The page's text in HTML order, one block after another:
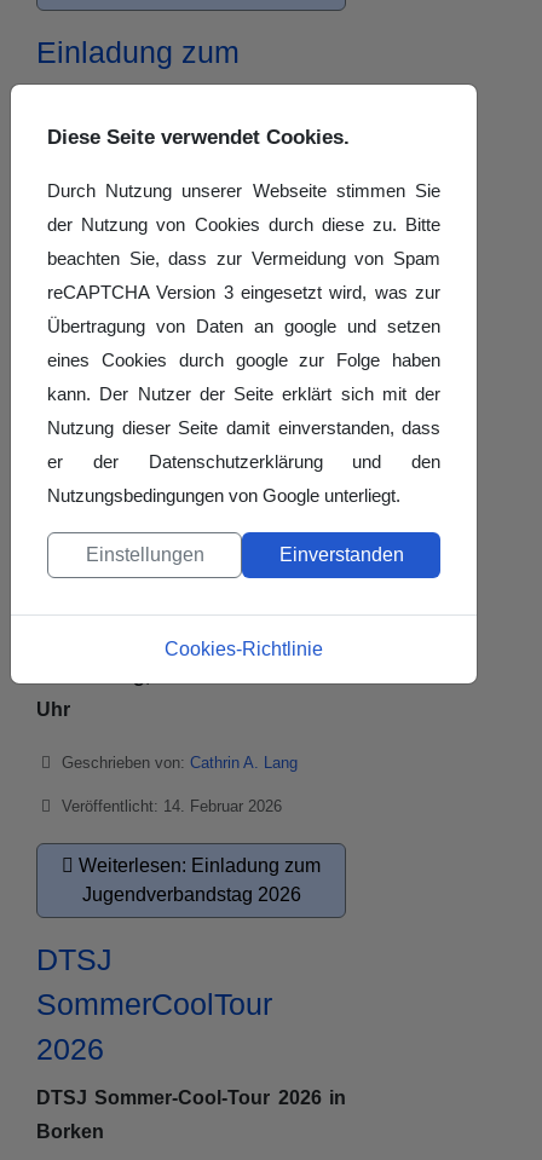
Einladung zum
2026
Hybrider
Jugendverbandstag
2026
Sehr geehrte Damen und Herren,
hiermit laden wir die
Jugendorganisationen aller SLT-
Mitgliedsvereine herzlich zum
Jugendverbandstag 2026 ein. Die
vorläufige Tagesordnung ist als
Anlagebeigefügt.
am
Uhr
DetailsGeschrieben von: Cathrin A. Lang
Veröffentlicht: 14. Februar 2026
Weiterlesen: Einladung zum
Jugendverbandstag 2026
DTSJ
SommerCoolTour
2026
DTSJ Sommer-Cool-Tour 2026 in
Borken
Diese Seite verwendet Cookies.
Durch Nutzung unserer Webseite stimmen Sie
der Nutzung von Cookies durch diese zu. Bitte
beachten Sie, dass zur Vermeidung von Spam
reCAPTCHA Version 3 eingesetzt wird, was zur
Übertragung von Daten an google und setzen
eines Cookies durch google zur Folge haben
kann. Der Nutzer der Seite erklärt sich mit der
Nutzung dieser Seite damit einverstanden, dass
er der Datenschutzerklärung und den
Nutzungsbedingungen von Google unterliegt.
Einstellungen Einverstanden
Cookies-Richtlinie